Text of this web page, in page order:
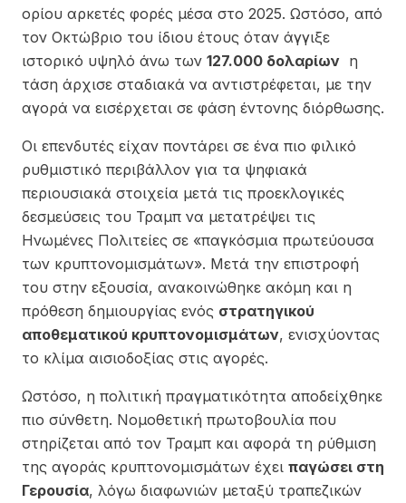
ορίου αρκετές φορές μέσα στο 2025. Ωστόσο, από
τον Οκτώβριο του ίδιου έτους όταν άγγιξε
ιστορικό υψηλό άνω των 127.000 δολαρίων η
τάση άρχισε σταδιακά να αντιστρέφεται, με την
αγορά να εισέρχεται σε φάση έντονης διόρθωσης.
Οι επενδυτές είχαν ποντάρει σε ένα πιο φιλικό
ρυθμιστικό περιβάλλον για τα ψηφιακά
περιουσιακά στοιχεία μετά τις προεκλογικές
δεσμεύσεις του Τραμπ να μετατρέψει τις
Ηνωμένες Πολιτείες σε «παγκόσμια πρωτεύουσα
των κρυπτονομισμάτων». Μετά την επιστροφή
του στην εξουσία, ανακοινώθηκε ακόμη και η
πρόθεση δημιουργίας ενός στρατηγικού
αποθεματικού κρυπτονομισμάτων, ενισχύοντας
το κλίμα αισιοδοξίας στις αγορές.
Ωστόσο, η πολιτική πραγματικότητα αποδείχθηκε
πιο σύνθετη. Νομοθετική πρωτοβουλία που
στηρίζεται από τον Τραμπ και αφορά τη ρύθμιση
της αγοράς κρυπτονομισμάτων έχει παγώσει στη
Γερουσία, λόγω διαφωνιών μεταξύ τραπεζικών